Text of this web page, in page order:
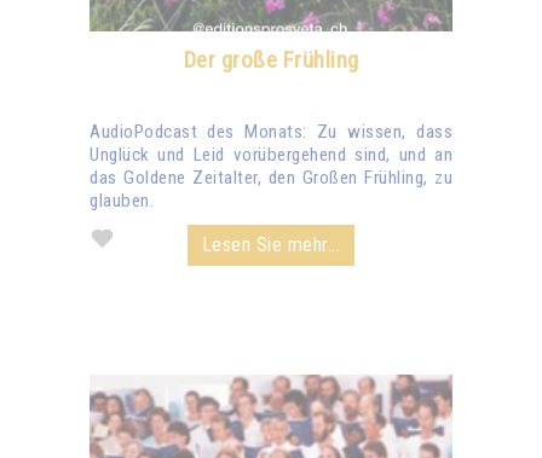
Der große Frühling
AudioPodcast des Monats: Zu wissen, dass
Unglück und Leid vorübergehend sind, und an
das Goldene Zeitalter, den Großen Frühling, zu
glauben.
Lesen Sie mehr...